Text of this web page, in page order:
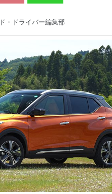
・ドライバー編集部